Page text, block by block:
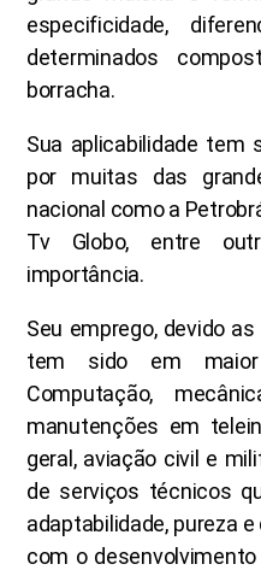
especificidade,
determinados
borracha.
Sua aplicabilidade tem
por muitas das
nacional como a
Tv Globo, entre
importância.
Seu emprego, devido
tem sido em
Computação,
manutenções em
geral, aviação civil e
de serviços técnicos
adaptabilidade, pureza
com o